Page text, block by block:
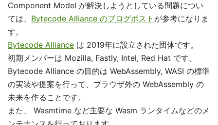
Component Model が解決しようとしている問題につい
ては、 Bytecode Alliance のブログポスト が参考になりま
す。
Bytecode Alliance は 2019年に設立された団体です。
初期メンバーは Mozilla, Fastly, Intel, Red Hat です。
Bytecode Alliance の目的は WebAssembly, WASI の標準
の実装や提案を行って、ブラウザ外の WebAssembly の
未来を作ることです。
また、 Wasmtime など主要な Wasm ランタイムなどのメ